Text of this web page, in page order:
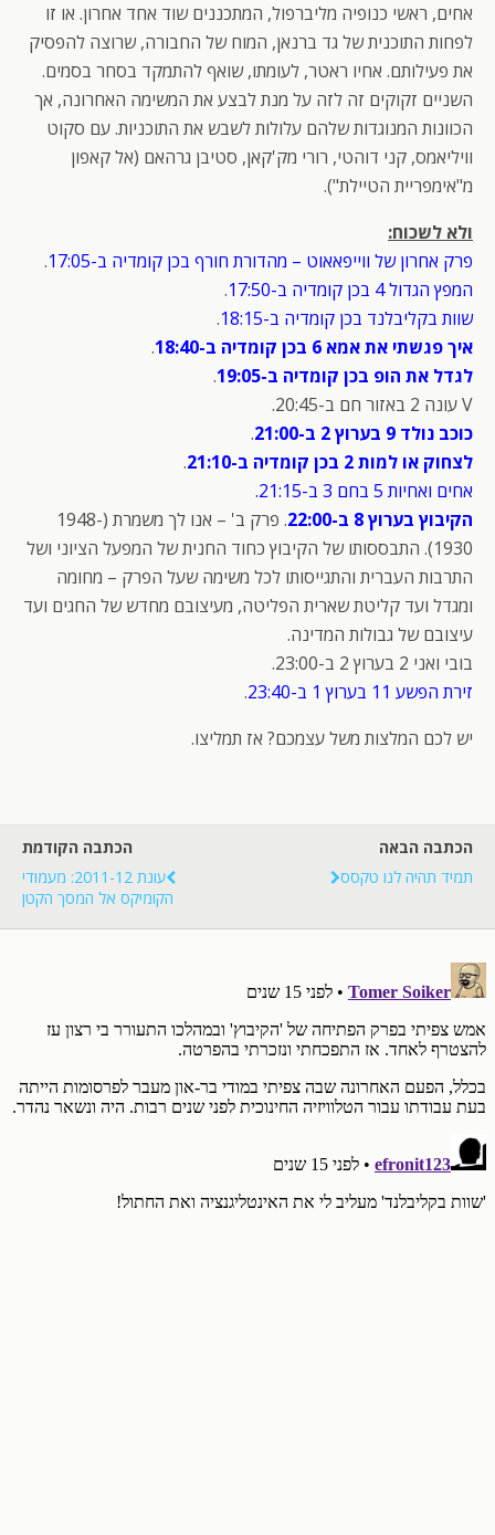
אחים, ראשי כנופיה מליברפול, המתכננים שוד אחד אחרון. או זו
לפחות התוכנית של גד ברנאן, המוח של החבורה, שרוצה להפסיק
את פעילותם. אחיו ראטר, לעומתו, שואף להתמקד בסחר בסמים.
השניים זקוקים זה לזה על מנת לבצע את המשימה האחרונה, אך
הכוונות המנוגדות שלהם עלולות לשבש את התוכניות. עם סקוט
וויליאמס, קני דוהטי, רורי מק'קאן, סטיבן גרהאם (אל קאפון
מ"אימפריית הטיילת").
ולא לשכוח:
פרק אחרון של ווייפאאוט – מהדורת חורף בכן קומדיה ב-17:05
.
המפץ הגדול 4 בכן קומדיה ב-17:50
.
שוות בקליבלנד בכן קומדיה ב-18:15
.
איך פגשתי את אמא 6 בכן קומדיה ב-18:40
.
לגדל את הופ בכן קומדיה ב-19:05
.
V עונה 2 באזור חם ב-20:45.
כוכב נולד 9 בערוץ 2 ב-21:00
.
לצחוק או למות 2 בכן קומדיה ב-21:10
.
אחים ואחיות 5 בחם 3 ב-21:15.
הקיבוץ בערוץ 8 ב-22:00
. פרק ב' – אנו לך משמרת (1948-
1930). התבססותו של הקיבוץ כחוד החנית של המפעל הציוני ושל
התרבות העברית והתגייסותו לכל משימה שעל הפרק – מחומה
ומגדל ועד קליטת שארית הפליטה, מעיצובם מחדש של החגים ועד
עיצובם של גבולות המדינה.
בובי ואני 2 בערוץ 2 ב-23:00.
זירת הפשע 11 בערוץ 1 ב-23:40
.
יש לכם המלצות משל עצמכם? אז תמליצו.
הכתבה הקודמת
עונת 2011-12: מעמודי
הקומיקס אל המסך הקטן
הכתבה הבאה
תמיד תהיה לנו טקסס